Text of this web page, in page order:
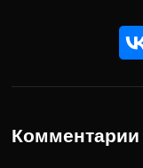
Комментарии